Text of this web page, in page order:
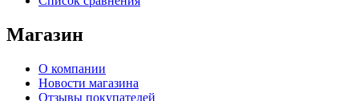
Магазин
О компании
Новости магазина
Отзывы покупателей